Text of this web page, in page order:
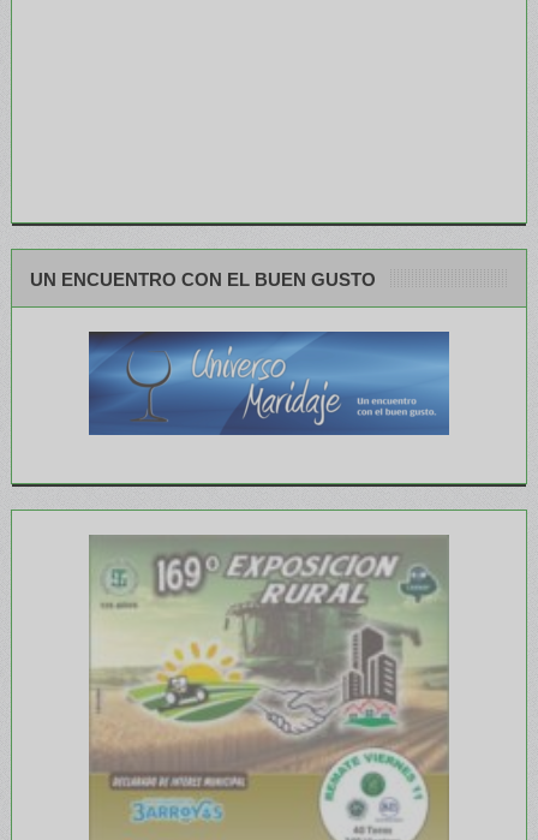
UN ENCUENTRO CON EL BUEN GUSTO